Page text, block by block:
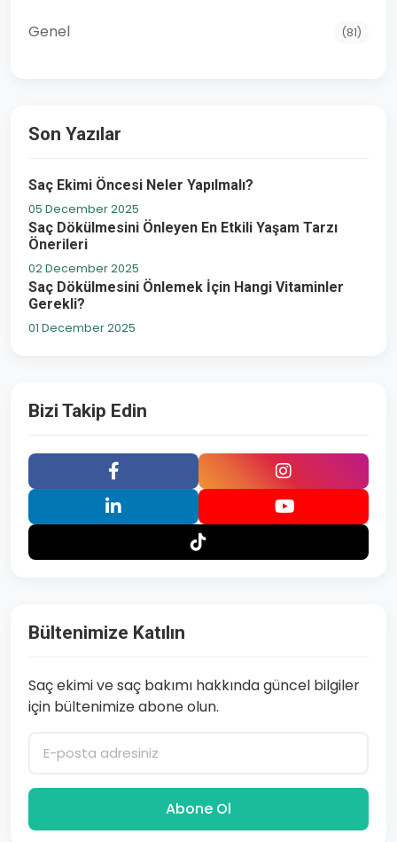
Genel (81)
Son Yazılar
Saç Ekimi Öncesi Neler Yapılmalı?
05 December 2025
Saç Dökülmesini Önleyen En Etkili Yaşam Tarzı
Önerileri
02 December 2025
Saç Dökülmesini Önlemek İçin Hangi Vitaminler
Gerekli?
01 December 2025
Bizi Takip Edin
Bültenimize Katılın
Saç ekimi ve saç bakımı hakkında güncel bilgiler
için bültenimize abone olun.
Abone Ol